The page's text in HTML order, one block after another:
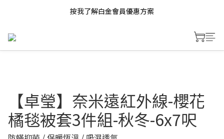
按我了解白金會員優惠方案
【卓瑩】奈米遠紅外線-櫻花
橘毯被套3件組-秋冬-6x7呎